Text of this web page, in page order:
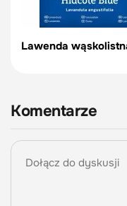
Lawenda
Komentarze